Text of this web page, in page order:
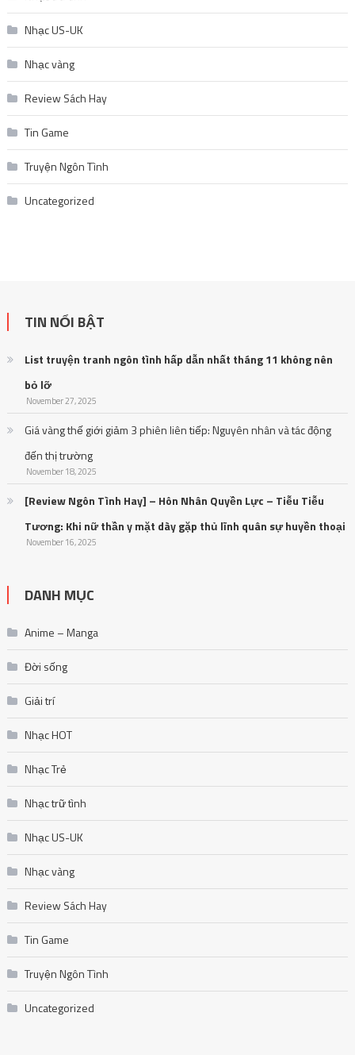
Nhạc US-UK
Nhạc vàng
Review Sách Hay
Tin Game
Truyện Ngôn Tình
Uncategorized
TIN NỔI BẬT
List truyện tranh ngôn tình hấp dẫn nhất tháng 11 không nên
bỏ lỡ
November 27, 2025
Giá vàng thế giới giảm 3 phiên liên tiếp: Nguyên nhân và tác động
đến thị trường
November 18, 2025
[Review Ngôn Tình Hay] – Hôn Nhân Quyền Lực – Tiễu Tiễu
Tương: Khi nữ thần y mặt dày gặp thủ lĩnh quân sự huyền thoại
November 16, 2025
DANH MỤC
Anime – Manga
Đời sống
Giải trí
Nhạc HOT
Nhạc Trẻ
Nhạc trữ tình
Nhạc US-UK
Nhạc vàng
Review Sách Hay
Tin Game
Truyện Ngôn Tình
Uncategorized